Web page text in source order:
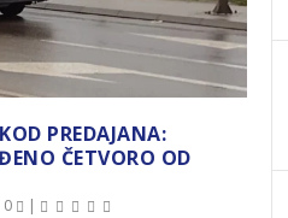
PREDAJANA:
ČETVORO OD
0 |